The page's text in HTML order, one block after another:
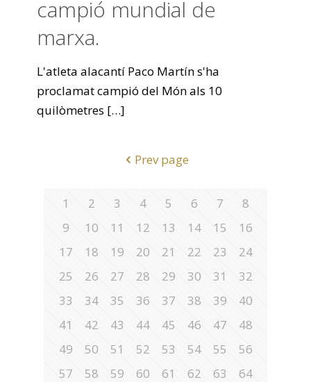
campió mundial de
marxa.
L'atleta alacantí Paco Martín s'ha
proclamat campió del Món als 10
quilòmetres […]
Prev page
1 2 3 4 5 6 7
8
9
10 11 12 13 14 15
16
17
18 19 20 21 22 23
24
25
26 27 28 29 30 31
32
33
34 35 36 37 38 39
40
41
42 43 44 45 46 47
48
49
50 51 52 53 54 55
56
57
58 59 60 61 62 63
64